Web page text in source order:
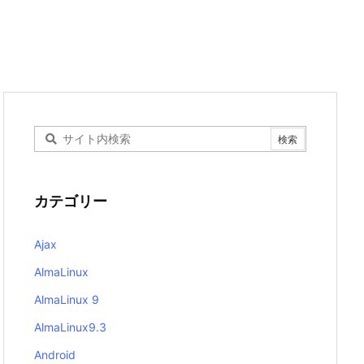
カテゴリー
Ajax
AlmaLinux
AlmaLinux 9
AlmaLinux9.3
Android